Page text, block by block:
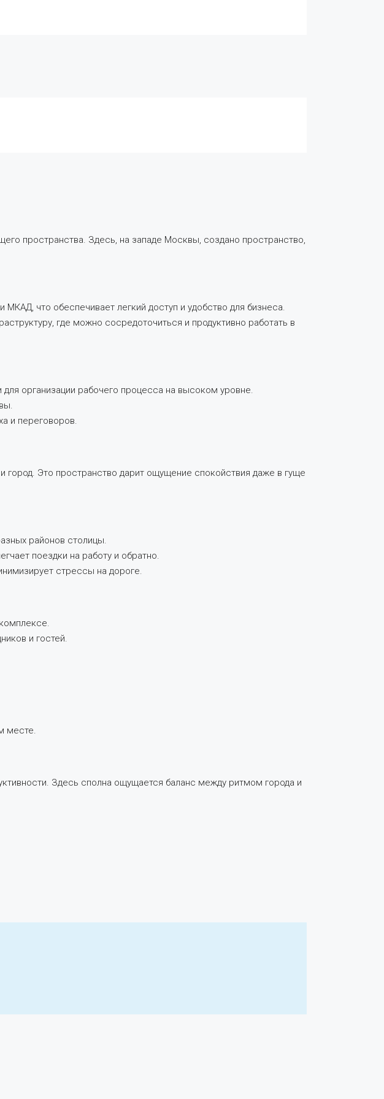
пространства. Здесь, на западе Москвы, создано пространство,
что обеспечивает легкий доступ и удобство для бизнеса.
где можно сосредоточиться и продуктивно работать в
организации рабочего процесса на высоком уровне.
и переговоров.
Это пространство дарит ощущение спокойствия даже в гуще
районов столицы.
поездки на работу и обратно.
стрессы на дороге.
и гостей.
месте.
Здесь сполна ощущается баланс между ритмом города и